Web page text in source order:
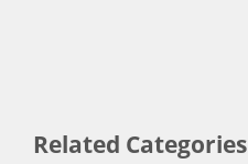
Related Categories